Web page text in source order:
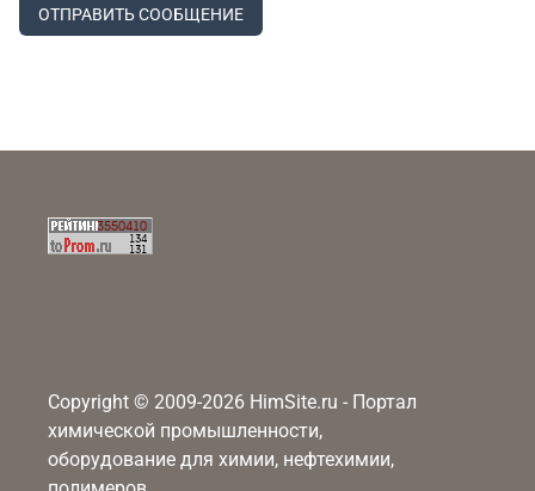
ОТПРАВИТЬ СООБЩЕНИЕ
Copyright © 2009-2026 HimSite.ru - Портал
химической промышленности,
оборудование для химии, нефтехимии,